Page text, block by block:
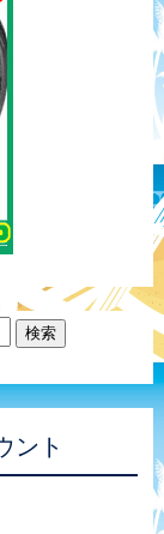
ント